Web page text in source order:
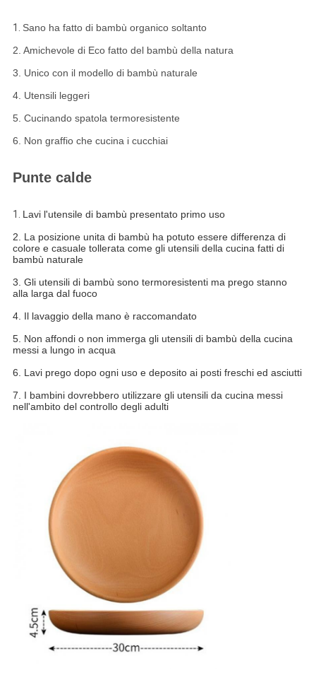
1. Sano ha fatto di bambù organico soltanto
2. Amichevole di Eco fatto del bambù della natura
3. Unico con il modello di bambù naturale
4. Utensili leggeri
5. Cucinando spatola termoresistente
6. Non graffio che cucina i cucchiai
Punte calde
1. Lavi l'utensile di bambù presentato primo uso
2. La posizione unita di bambù ha potuto essere differenza di
colore e casuale tollerata come gli utensili della cucina fatti di
bambù naturale
3. Gli utensili di bambù sono termoresistenti ma prego stanno
alla larga dal fuoco
4. Il lavaggio della mano è raccomandato
5. Non affondi o non immerga gli utensili di bambù della cucina
messi a lungo in acqua
6. Lavi prego dopo ogni uso e deposito ai posti freschi ed asciutti
7. I bambini dovrebbero utilizzare gli utensili da cucina messi
nell'ambito del controllo degli adulti